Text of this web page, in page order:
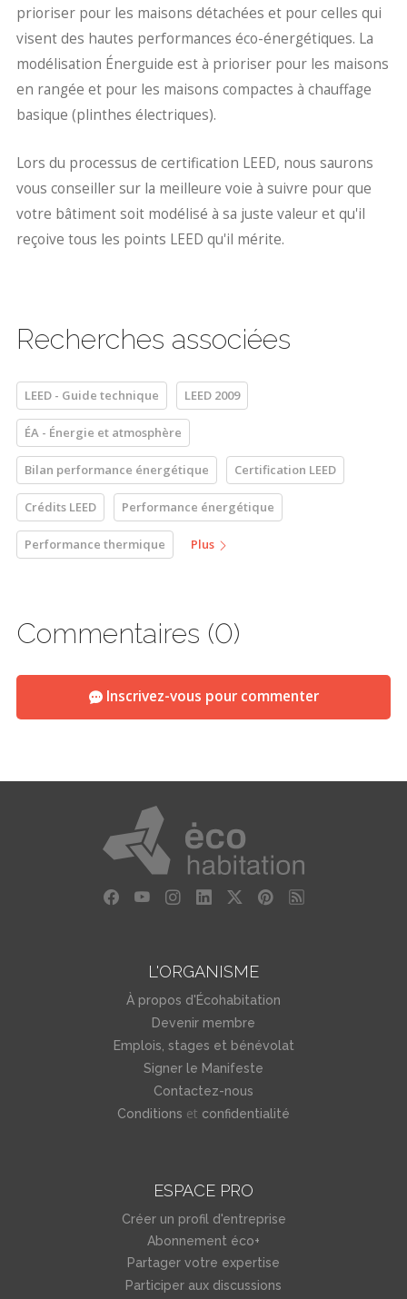
prioriser pour les maisons détachées et pour celles qui
visent des hautes performances éco-énergétiques. La
modélisation Énerguide est à prioriser pour les maisons
en rangée et pour les maisons compactes à chauffage
basique (plinthes électriques).
Lors du processus de certification LEED, nous saurons
vous conseiller sur la meilleure voie à suivre pour que
votre bâtiment soit modélisé à sa juste valeur et qu'il
reçoive tous les points LEED qu'il mérite.
Recherches associées
LEED - Guide technique LEED 2009
ÉA - Énergie et atmosphère
Bilan performance énergétique Certification LEED
Crédits LEED Performance énergétique
Performance thermique Plus
Commentaires (0)
Inscrivez-vous pour commenter
L'ORGANISME
À propos d'Écohabitation
Devenir membre
Emplois, stages et bénévolat
Signer le Manifeste
Contactez-nous
Conditions et confidentialité
ESPACE PRO
Créer un profil d'entreprise
Abonnement éco+
Partager votre expertise
Participer aux discussions